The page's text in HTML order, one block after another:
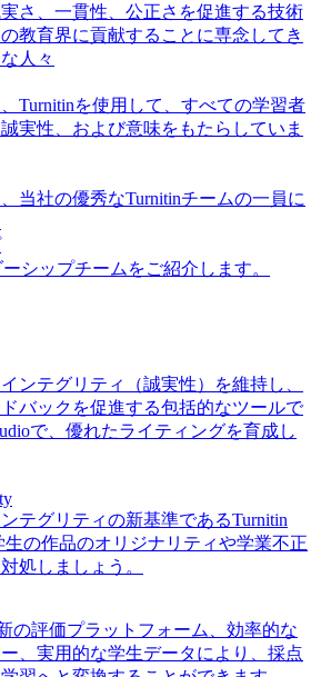
さ、一貫性、公正さを促進する技術
教育界に貢献することに専念してき
人々
Turnitinを使用して、すべての学習者
実性、および意味をもたらしていま
当社の優秀なTurnitinチームの一員に
シップチームをご紹介します。
ンテグリティ（誠実性）を維持し、
バックを促進する包括的なツールで
で、優れたライティングを育成し
テグリティの新基準であるTurnitin
生の作品のオリジナリティや学業不正
処しましょう。
の評価プラットフォーム、効率的な
、実用的な学生データにより、採点